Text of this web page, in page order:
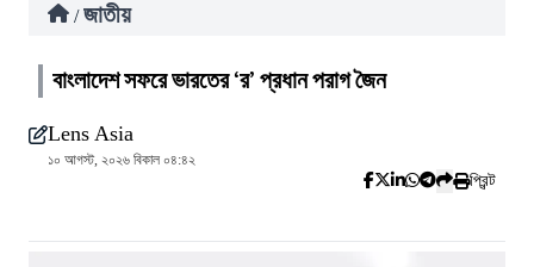
/ জাতীয়
বাংলাদেশ সফরে ভারতের ‘র’ প্রধান পরাগ জৈন
Lens Asia
১০ আগস্ট, ২০২৬ বিকাল ০৪:৪২
প্রিন্ট